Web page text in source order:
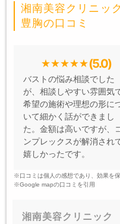
湘南美容クリニッ
豊胸の口コミ
(5.0)
バストの悩み相談でした
が、相談しやすい雰囲気
希望の施術や理想の形に
いて細かく話ができまし
た。金額は高いですが、
ンプレックスが解消され
嬉しかったです。
※口コミは個人の感想であり、効果を
※Google mapの口コミを引用
湘南美容クリニック